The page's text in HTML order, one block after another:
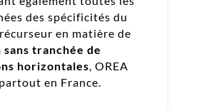
des spécificités du
en matière de
tranchée de
horizontales , OREA
en France.